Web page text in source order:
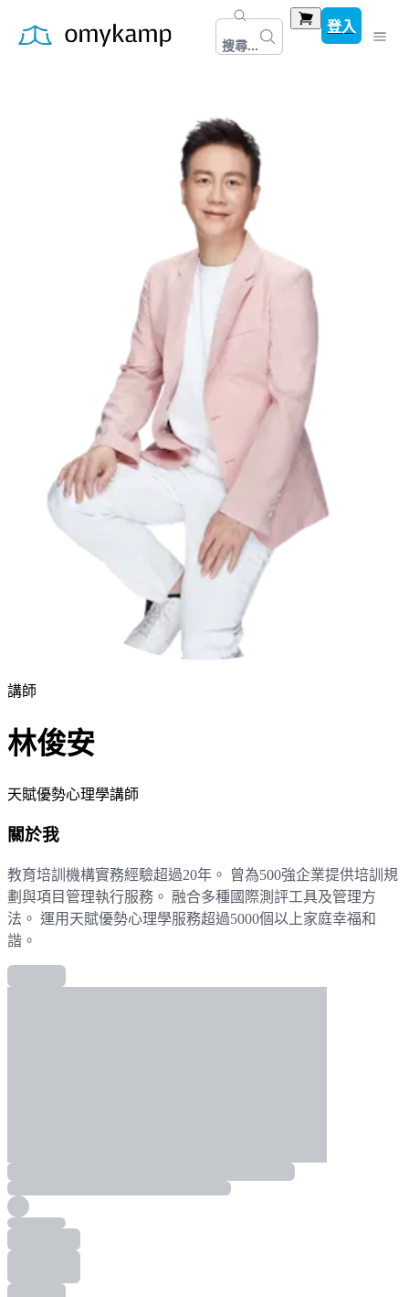
搜尋...
登入
講師
林俊安
天賦優勢心理學講師
關於我
教育培訓機構實務經驗超過20年。 曾為500強企業提供培訓規
劃與項目管理執行服務。 融合多種國際測評工具及管理方
法。 運用天賦優勢心理學服務超過5000個以上家庭幸福和
諧。